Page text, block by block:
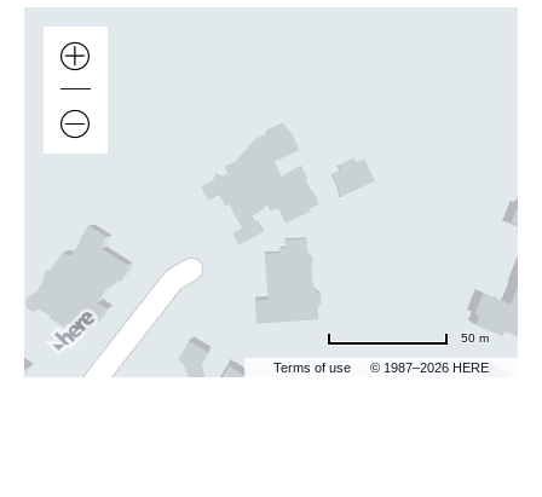
Terms of use © 1987–2026 HERE
50 m